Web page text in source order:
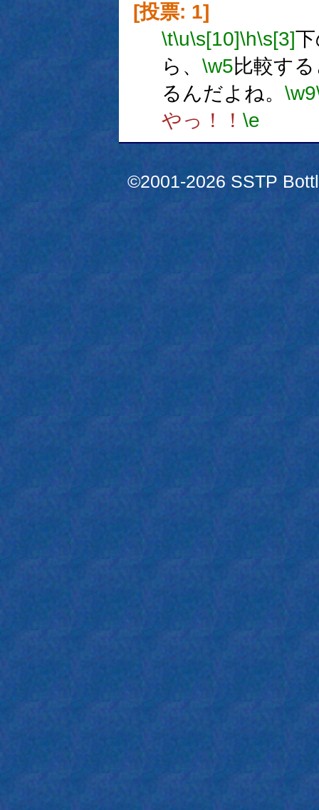
[投票: 1]
\t\u\s[10]\h\s[3]
ら、 \w5比較す
るんだよね。 \w9
やっ！！ \e
©2001-2026 SSTP